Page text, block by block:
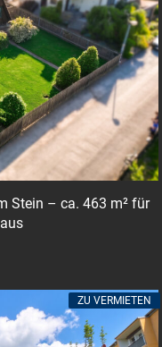
Stein – ca. 463 m² für
ZU VERMIETEN